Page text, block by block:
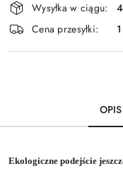
i
dostawa
Wysyłka w ciągu:
Cena przesyłki:
OPIS
Ekologiczne podejście